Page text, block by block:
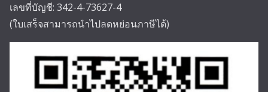
เลขที่บัญชี: 342-4-73627-4
(ใบเสร็จสามารถนำไปลดหย่อนภาษีได้)